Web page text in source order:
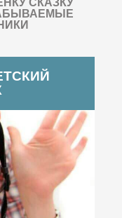
СКАЗКУ